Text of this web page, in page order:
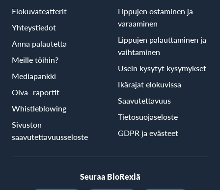
Elokuvateatterit
Yhteystiedot
Anna palautetta
Meille töihin?
Mediapankki
Oiva -raportit
Whistleblowing
Sivuston
saavutettavuusseloste
Lippujen ostaminen ja
varaaminen
Lippujen palauttaminen ja
vaihtaminen
Usein kysytyt kysymykset
Ikärajat elokuvissa
Saavutettavuus
Tietosuojaseloste
GDPR ja evästeet
Seuraa BioRexiä